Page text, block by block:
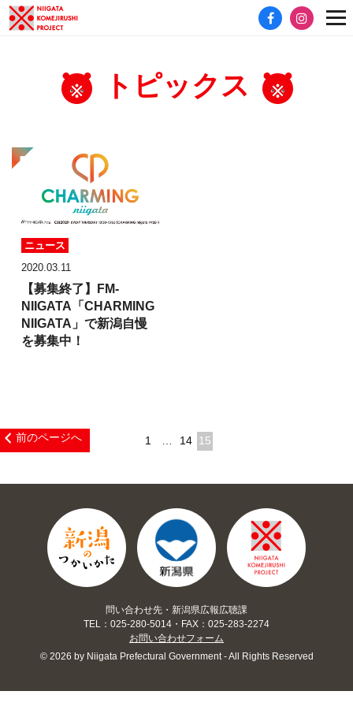
トピックス
ニュース
2020.03.11
【募集終了】
FM-
NIIGATA 「CHARMING
NIIGATA」 で新潟自慢
を募集中！
前のページへ 1 14 15
問い合わせ先・新潟県広報広聴課
TEL：025-280-5014・FAX：025-283-2274
お問い合わせフォーム
© 2026 by Niigata Prefectural Government - All Rights Reserved